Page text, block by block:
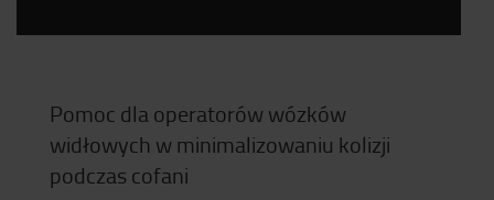
Pomoc dla operatorów wózków
widłowych w minimalizowaniu kolizji
podczas cofani